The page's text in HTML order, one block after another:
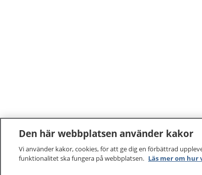
Den här webbplatsen använder kakor
Vi använder kakor, cookies, för att ge dig en förbättrad
funktionalitet ska fungera på webbplatsen. Läs mer om hur